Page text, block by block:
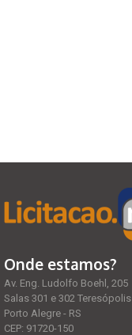
Onde estamos?
Av. Eng. Ludolfo Boehl, 205
Salas 301 e 302 Teresópolis
Porto Alegre - RS
CEP: 91720-150